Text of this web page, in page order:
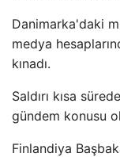
Danimarka'daki
medya
kınadı.
Saldırı kısa
gündem konusu
Finlandiya